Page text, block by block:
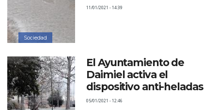
Sociedad
11/01/2021 - 14:39
El Ayuntamiento de
Daimiel activa el
dispositivo anti-heladas
05/01/2021 - 12:46